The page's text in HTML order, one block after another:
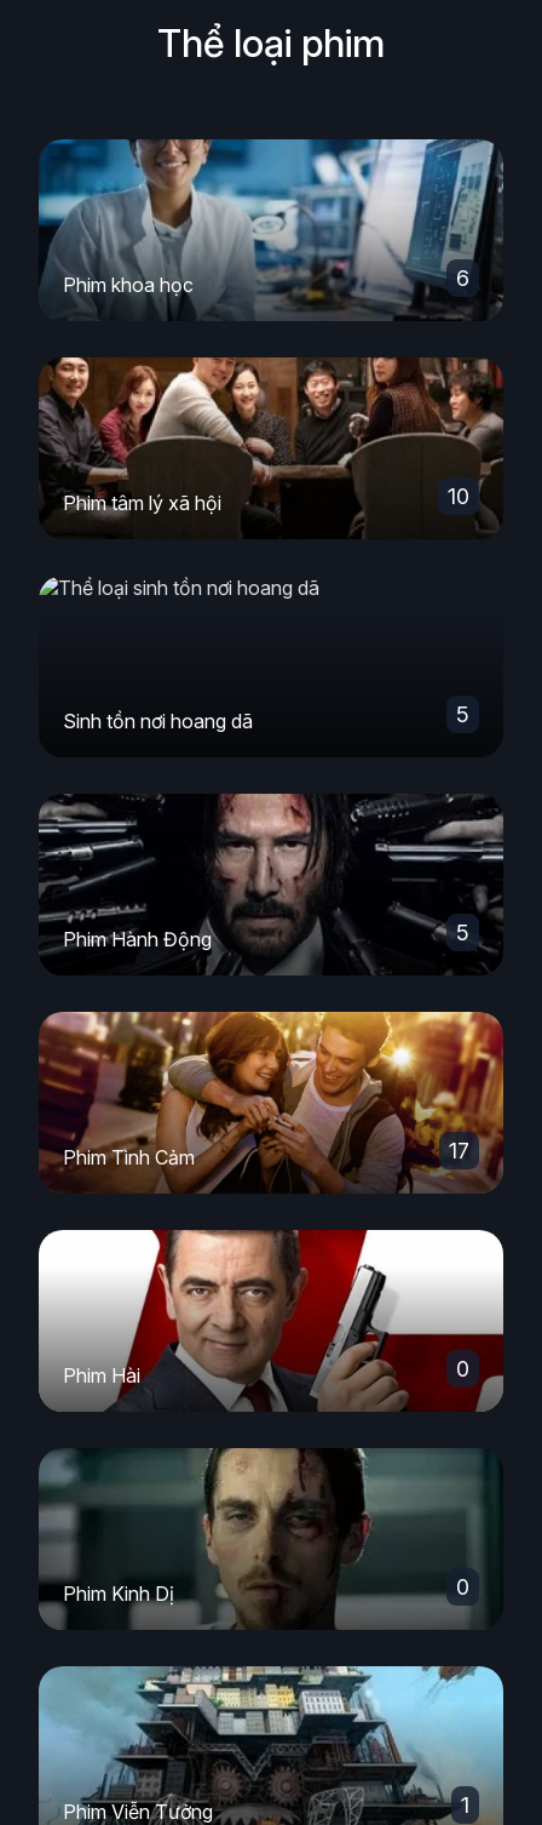
Thể loại phim
Phim khoa học 6
Phim tâm lý xã hội 10
Sinh tồn nơi hoang dã 5
Phim Hành Động 5
Phim Tình Cảm 17
Phim Hài 0
Phim Kinh Dị 0
Phim Viễn Tưởng 1